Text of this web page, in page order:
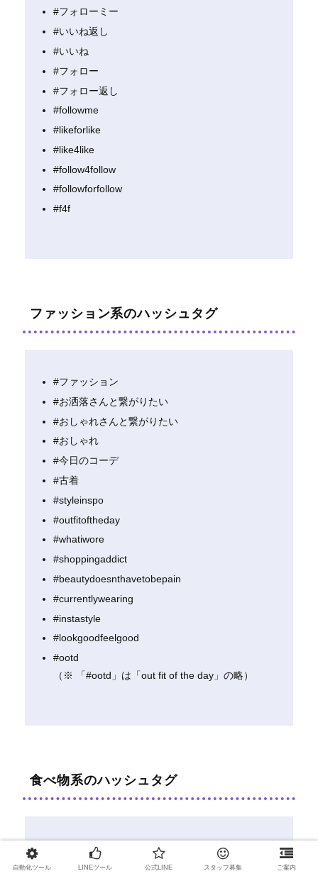
#フォローミー
#いいね返し
#いいね
#フォロー
#フォロー返し
#followme
#likeforlike
#like4like
#follow4follow
#followforfollow
#f4f
ファッション系のハッシュタグ
#ファッション
#お洒落さんと繋がりたい
#おしゃれさんと繋がりたい
#おしゃれ
#今日のコーデ
#古着
#styleinspo
#outfitoftheday
#whatiwore
#shoppingaddict
#beautydoesnthavetobepain
#currentlywearing
#instastyle
#lookgoodfeelgood
#ootd
（※ 「#ootd」は「out fit of the day」の略）
食べ物系のハッシュタグ
#デリスタグラマー
自動化ツール LINEツール 公式LINE スタッフ募集 ご案内